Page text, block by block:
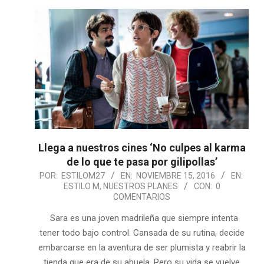
Llega a nuestros cines ‘No culpes al karma
de lo que te pasa por gilipollas’
2016-
POR: ESTILOM27 EN: NOVIEMBRE 15, 2016
EN:
ESTILO M, NUESTROS PLANES CON: 0
COMENTARIOS
Sara es una joven madrileña que siempre intenta
tener todo bajo control. Cansada de su rutina, decide
embarcarse en la aventura de ser plumista y reabrir la